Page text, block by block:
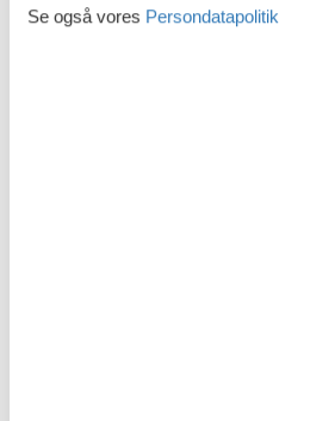
Toaster
Se også vores Persondatapolitik